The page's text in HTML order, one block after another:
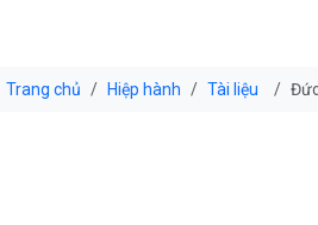
Trang chủ Hiệp hành Tài liệu